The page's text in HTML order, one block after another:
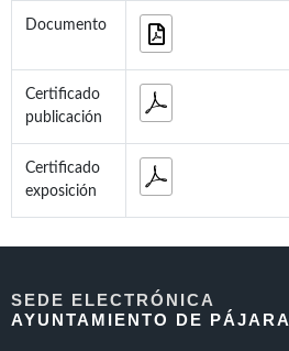
Documento
Certificado
publicación
Certificado
exposición
SEDE ELECTRÓNICA
AYUNTAMIENTO DE PÁJARA